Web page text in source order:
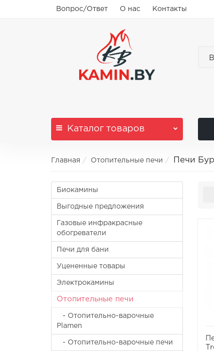
Вопрос/Ответ О нас Контакты
Каталог товаров
Главная Отопительные печи Печи
Биокамины
Выгодные предложения
Газовые инфракрасные
обогреватели
Печи для бани
Уцененные товары
Электрокамины
Отопительные печи
- Отопительно-варочные
Plamen
- Отопительно-варочные печи